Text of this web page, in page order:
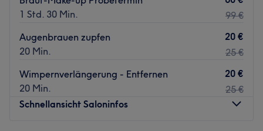
1 Std. 30 Min.
99 €
Augenbrauen zupfen
20 Min.
20 €
25 €
Wimpernverlängerung - Entfernen
20 Min.
20 €
25 €
Schnellansicht Saloninfos